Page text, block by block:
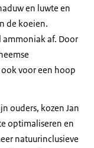
en luwte en
de koeien.
ammoniak af. Door
voor een hoop
ouders, kozen Jan
optimaliseren en
natuurinclusieve